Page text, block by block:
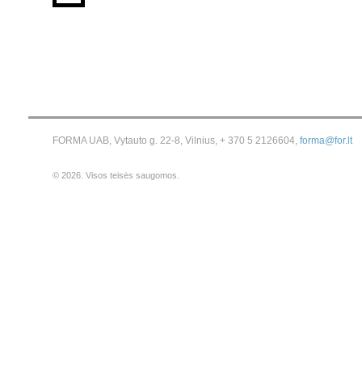
FORMA UAB, Vytauto g. 22-8, Vilnius, + 370 5 2126604, forma@for.lt
© 2026. Visos teisės saugomos.